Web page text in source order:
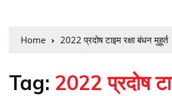
Home 2022 प्रदोष टाइम रक्षा बंधन मुहूर्त
Tag: 2022 प्रदोष